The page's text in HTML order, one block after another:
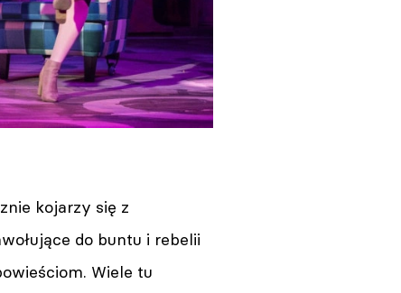
kojarzy się z
do buntu i rebelii
Wiele tu